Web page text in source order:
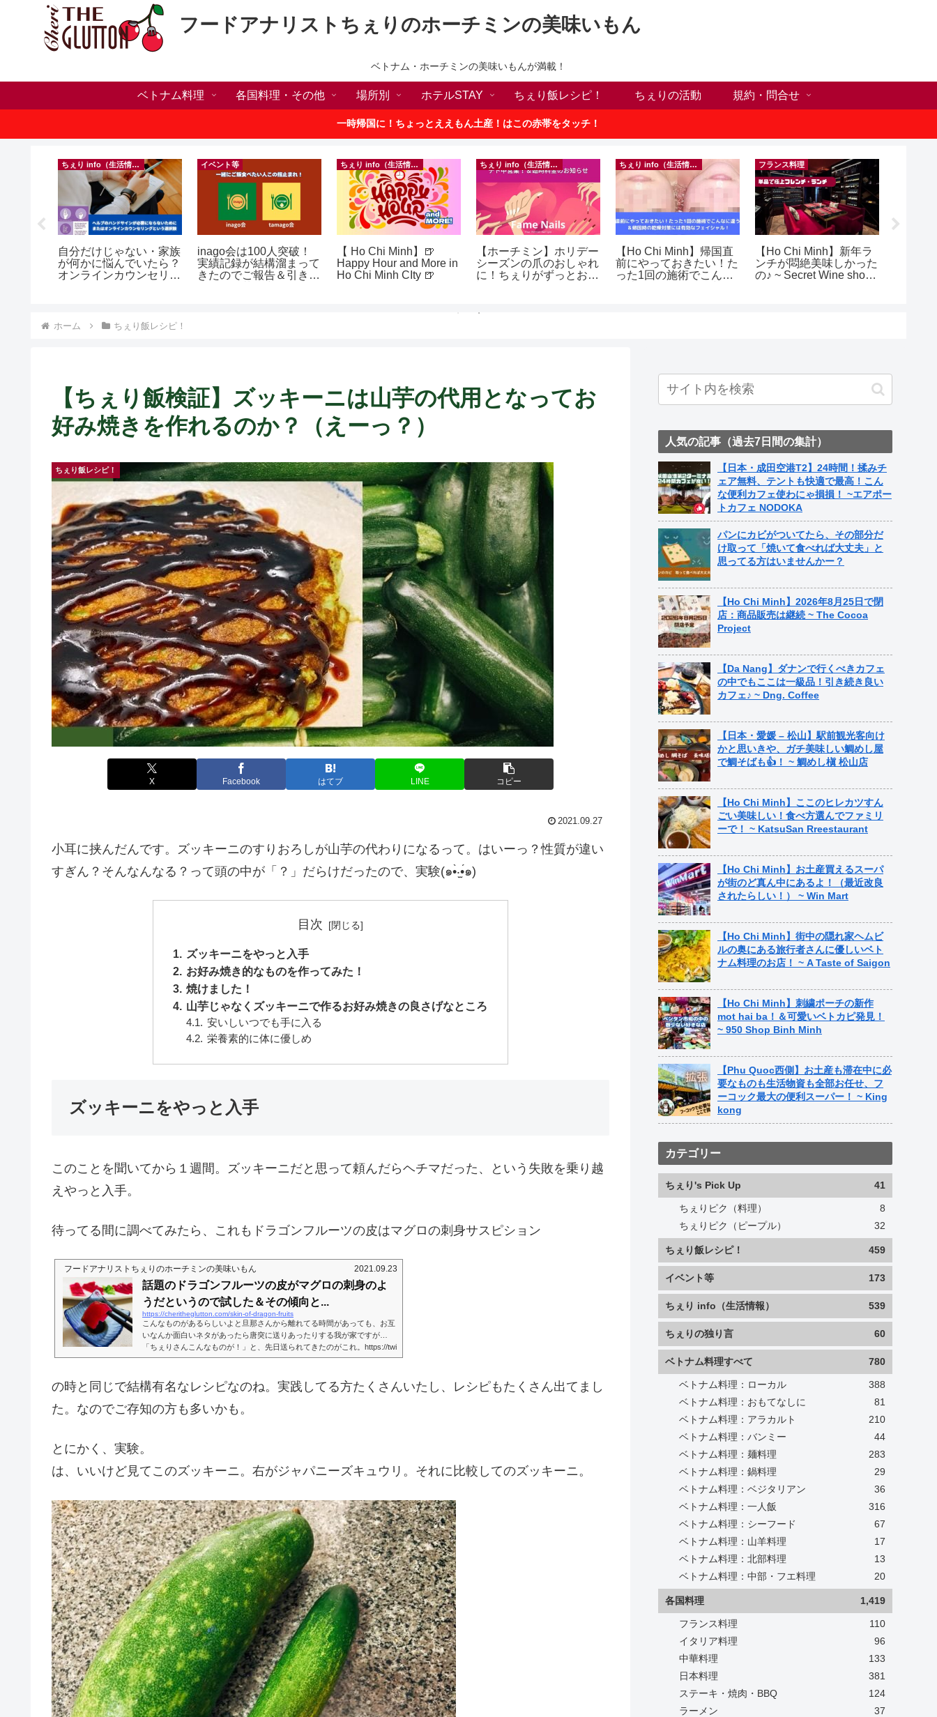
フードアナリストちぇりのホーチミンの美味いもん
ベトナム・ホーチミンの美味いもんが満載！
ベトナム料理 各国料理・その他 場所別 ホテルSTAY ちぇり飯レシピ！ ちぇりの活動 規約・問合せ
一時帰国に！ちょっとええもん土産！はこの赤帯をタッチ！
ちぇり info（生活情報）
自分だけじゃない・家族
が何かに悩んでいたら？
オンラインカウンセリン
イベント等
inago会は100人突破！
実績記録が結構溜まって
きたのでご報告＆引き続
ちぇり info（生活情報）
【 Ho Chi Minh】🍺
Happy Hour and More in
Ho Chi Minh CIty 🍺
ちぇり info（生活情報）
【ホーチミン】ホリデー
シーズンの爪のおしゃれ
に！ちぇりがずっとお世
（テト前不適用期間&テ
ちぇり info（生活情報）
【Ho Chi Minh】帰国直
前にやっておきたい！た
った1回の施術でこんな
フランス料理
【Ho Chi Minh】新年ラ
ンチが悶絶美味しかった
の♪ ~ Secret Wine shop
ホーム ちぇり飯レシピ！
【ちぇり飯検証】ズッキーニは山芋の代用となってお
好み焼きを作れるのか？（えーっ？）
ちぇり飯レシピ！
X Facebook はてブ LINE コピー
2021.09.27
小耳に挟んだんです。ズッキーニのすりおろしが山芋の代わりになるって。はいーっ？性質が違い
すぎん？そんなんなる？って頭の中が「？」だらけだったので、実験(๑•̀‧̫•́๑)
目次
ズッキーニをやっと入手
お好み焼き的なものを作ってみた！
焼けました！
山芋じゃなくズッキーニで作るお好み焼きの良さげなところ
安いしいつでも手に入る
栄養素的に体に優しめ
ズッキーニをやっと入手
このことを聞いてから１週間。ズッキーニだと思って頼んだらヘチマだった、という失敗を乗り越
えやっと入手。
待ってる間に調べてみたら、これもドラゴンフルーツの皮はマグロの刺身サスピション
フードアナリストちぇりのホーチミンの美味いもん 2021.09.23
話題のドラゴンフルーツの皮がマグロの刺身のよ
うだというので試した＆その傾向と...
https://cheritheglutton.com/skin-of-dragon-fruits
こんなものがあるらしいよと旦那さんから離れてる時間があっても、お互
いなんか面白いネタがあったら唐突に送りあったりする我が家ですが…
「ちぇりさんこんなものが！」と、先日送られてきたのがこれ。https://twi
tter.com/mayao216/status/1439590649796259840?s=20へええええっ、面
てね。全く知らなかったわ。というわけでやって見た。幸い、ここ数日は
デリバリーしてなくて、そろそろお野菜の補充しなきゃなーと思っていた
ので、お野菜＋果物をおいてるお店で。...
の時と同じで結構有名なレシピなのね。実践してる方たくさんいたし、レシピもたくさん出てまし
た。なのでご存知の方も多いかも。
とにかく、実験。
は、いいけど見てこのズッキーニ。右がジャパニーズキュウリ。それに比較してのズッキーニ。
人気の記事（過去7日間の集計）
【日本・成田空港T2】24時間！揉みチ
ェア無料、テントも快適で最高！こん
な便利カフェ使わにゃ損損！ ~エアポー
トカフェ NODOKA
パンにカビがついてたら、その部分だ
け取って「焼いて食べれば大丈夫」と
思ってる方はいませんかー？
【Ho Chi Minh】2026年8月25日で閉
店：商品販売は継続 ~ The Cocoa
Project
【Da Nang】ダナンで行くべきカフェ
の中でもここは一級品！引き続き良い
カフェ♪ ~ Dng. Coffee
【日本・愛媛 – 松山】駅前観光客向け
かと思いきや、ガチ美味しい鯛めし屋
で鯛そばも👍！ ~ 鯛めし槇 松山店
【Ho Chi Minh】ここのヒレカツすん
ごい美味しい！食べ方選んでファミリ
ーで！ ~ KatsuSan Rreestaurant
【Ho Chi Minh】お土産買えるスーパ
が街のど真ん中にあるよ！（最近改良
されたらしい！） ~ Win Mart
【Ho Chi Minh】街中の隠れ家ヘムビ
ルの奥にある旅行者さんに優しいベト
ナム料理のお店！ ~ A Taste of Saigon
【Ho Chi Minh】刺繍ポーチの新作
mot hai ba！＆可愛いベトカピ発見！
~ 950 Shop Binh Minh
【Phu Quoc西側】お土産も滞在中に必
要なものも生活物資も全部お任せ、フ
ーコック最大の便利スーパー！ ~ King
kong
カテゴリー
ちぇり's Pick Up 41
ちぇりピク（料理）
8
ちぇりピク（ピープル）
32
ちぇり飯レシピ！ 459
イベント等 173
ちぇり info（生活情報） 539
ちぇりの独り言 60
ベトナム料理すべて 780
ベトナム料理：ローカル
388
ベトナム料理：おもてなしに
81
ベトナム料理：アラカルト
210
ベトナム料理：バンミー
44
ベトナム料理：麺料理
283
ベトナム料理：鍋料理
29
ベトナム料理：ベジタリアン
36
ベトナム料理：一人飯
316
ベトナム料理：シーフード
67
ベトナム料理：山羊料理
17
ベトナム料理：北部料理
13
ベトナム料理：中部・フエ料理
20
各国料理 1,419
フランス料理
110
イタリア料理
96
中華料理
133
日本料理
381
ステーキ・焼肉・BBQ
124
ラーメン
37